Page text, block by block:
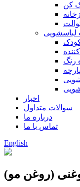
کن
رنگ
اخبار
سوالات متداول
درباره ما
تماس با ما
English
(روغن مو)